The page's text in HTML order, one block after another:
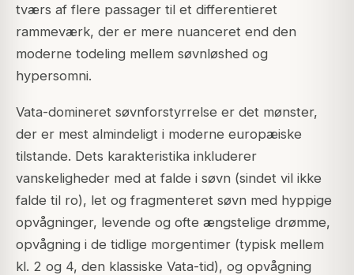
tværs af flere passager til et differentieret
rammeværk, der er mere nuanceret end den
moderne todeling mellem søvnløshed og
hypersomni.
Vata-domineret søvnforstyrrelse er det mønster,
der er mest almindeligt i moderne europæiske
tilstande. Dets karakteristika inkluderer
vanskeligheder med at falde i søvn (sindet vil ikke
falde til ro), let og fragmenteret søvn med hyppige
opvågninger, levende og ofte ængstelige drømme,
opvågning i de tidlige morgentimer (typisk mellem
kl. 2 og 4, den klassiske Vata-tid), og opvågning